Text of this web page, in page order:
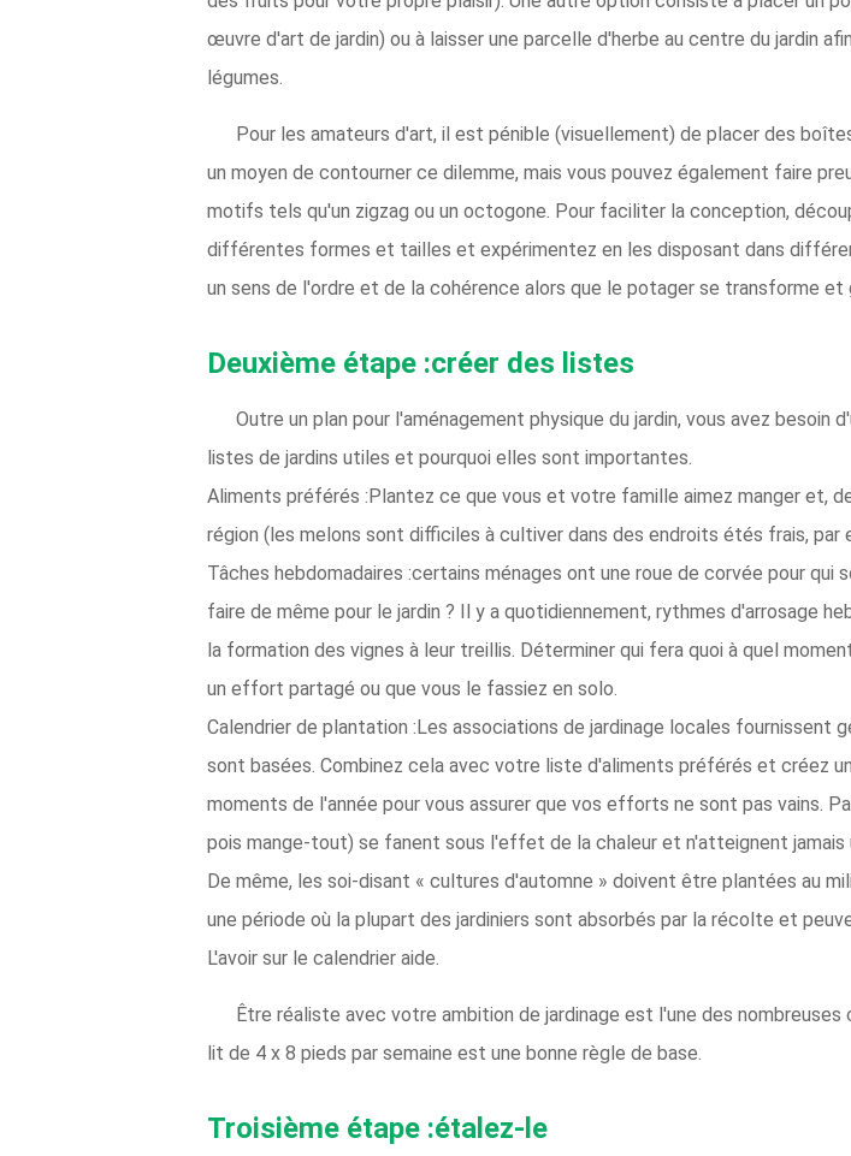
œuvre d'art de jardin) ou à laisser une parcelle d'herbe au centre du jardin
légumes.
Pour les amateurs d'art, il est pénible (visuellement) de placer des
un moyen de contourner ce dilemme, mais vous pouvez également faire
motifs tels qu'un zigzag ou un octogone. Pour faciliter la conception,
différentes formes et tailles et expérimentez en les disposant dans
un sens de l'ordre et de la cohérence alors que le potager se transforme et
Deuxième étape :créer des listes
Outre un plan pour l'aménagement physique du jardin, vous avez
listes de jardins utiles et pourquoi elles sont importantes.
Aliments préférés :Plantez ce que vous et votre famille aimez manger et,
région (les melons sont difficiles à cultiver dans des endroits étés frais, par
Tâches hebdomadaires :certains ménages ont une roue de corvée pour
faire de même pour le jardin ? Il y a quotidiennement, rythmes d'arrosage
la formation des vignes à leur treillis. Déterminer qui fera quoi à quel
un effort partagé ou que vous le fassiez en solo.
Calendrier de plantation :Les associations de jardinage locales fournissent
sont basées. Combinez cela avec votre liste d'aliments préférés et créez
moments de l'année pour vous assurer que vos efforts ne sont pas vains.
pois mange-tout) se fanent sous l'effet de la chaleur et n'atteignent
De même, les soi-disant « cultures d'automne » doivent être plantées au
une période où la plupart des jardiniers sont absorbés par la récolte et
L'avoir sur le calendrier aide.
Être réaliste avec votre ambition de jardinage est l'une des
lit de 4 x 8 pieds par semaine est une bonne règle de base.
Troisième étape :étalez-le